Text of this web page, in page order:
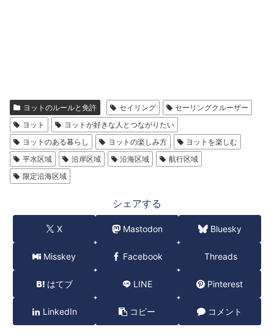
ヨットのルールと免許 セイリング
セーリングクルーザー
ヨット
ヨットが好きな人とつながりたい
ヨットのある暮らし
ヨットの楽しみ方
ヨットを楽しむ
平水区域
沿岸区域 沿海区域
航行区域
限定沿海区域
シェアする
X Mastodon Bluesky
Misskey Facebook Threads
はてブ LINE Pinterest
LinkedIn コピー コメント